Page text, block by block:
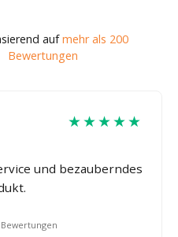
aufmehr als 200
Bewertungen
★★★★★
und bezauberndes